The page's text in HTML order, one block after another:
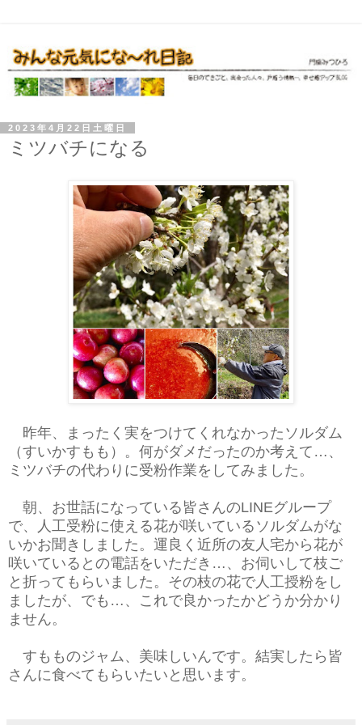
2023年4月22日土曜日
ミツバチになる
昨年、まったく実をつけてくれなかったソルダム
（すいかすもも）。何がダメだったのか考えて…、
ミツバチの代わりに受粉作業をしてみました。
朝、お世話になっている皆さんのLINEグループ
で、人工受粉に使える花が咲いているソルダムがな
いかお聞きしました。運良く近所の友人宅から花が
咲いているとの電話をいただき…、お伺いして枝ご
と折ってもらいました。その枝の花で人工授粉をし
ましたが、でも…、これで良かったかどうか分かり
ません。
すもものジャム、美味しいんです。結実したら皆
さんに食べてもらいたいと思います。